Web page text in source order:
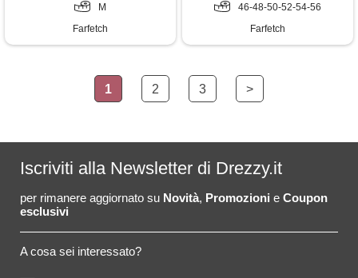
M
Farfetch
46-48-50-52-54-56
Farfetch
1 2 3 >
Iscriviti alla Newsletter di Drezzy.it
per rimanere aggiornato su Novità, Promozioni e Coupon
esclusivi
A cosa sei interessato?